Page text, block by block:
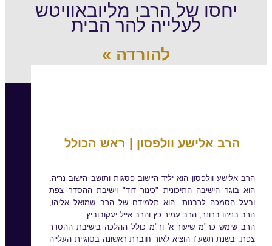
יחסו של הרבי מליובאוויטש
לעלייה להר הבית
להורדה »
הרב אלישע וולפסון | ראש הכולל
הרב אלישע וולפסון הוא יליד היישוב פסגות ותושב הישוב נריה.
הוא בוגר הישיבה התיכונית "כינור דוד" וישיבת ההסדר צפת
ובעל הסמכה לרבנות. הוא תלמידם של הרב שמואל אליהו,
הרב בניהו ברונר, הרב עמיר כץ והרב אייל יעקובוביץ.
הרב שימש כר"מ שיעור א' ור"מ כולל ההלכה בישיבת ההסדר
צפת. בשנת תשע"ו הוציא לאור חוברת ראשונה בסוגיית העלייה